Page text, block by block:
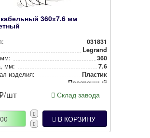
360х7.6 мм
031831
Legrand
360
мм:
7.6
изделия:
Пластик
Прозрачный
шт Склад завода
В КОРЗИНУ